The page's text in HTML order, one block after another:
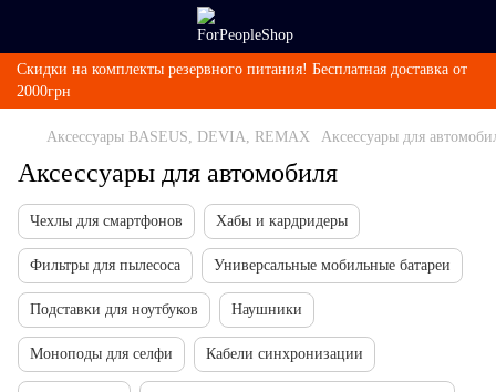
Скидки на комплекты резервного питания! Бесплатная доставка от
2000грн
Аксессуары BASEUS, DEVIA, REMAX Аксессуары для
Аксессуары для автомобиля
Чехлы для смартфонов Хабы и кардридеры
Фильтры для пылесоса Универсальные мобильные батареи
Подставки для ноутбуков Наушники
Моноподы для селфи Кабели синхронизации